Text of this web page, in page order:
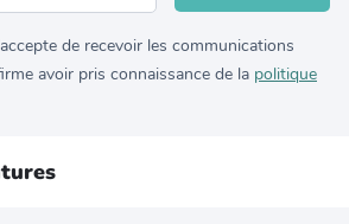
de recevoir les communications
avoir pris connaissance de la politique